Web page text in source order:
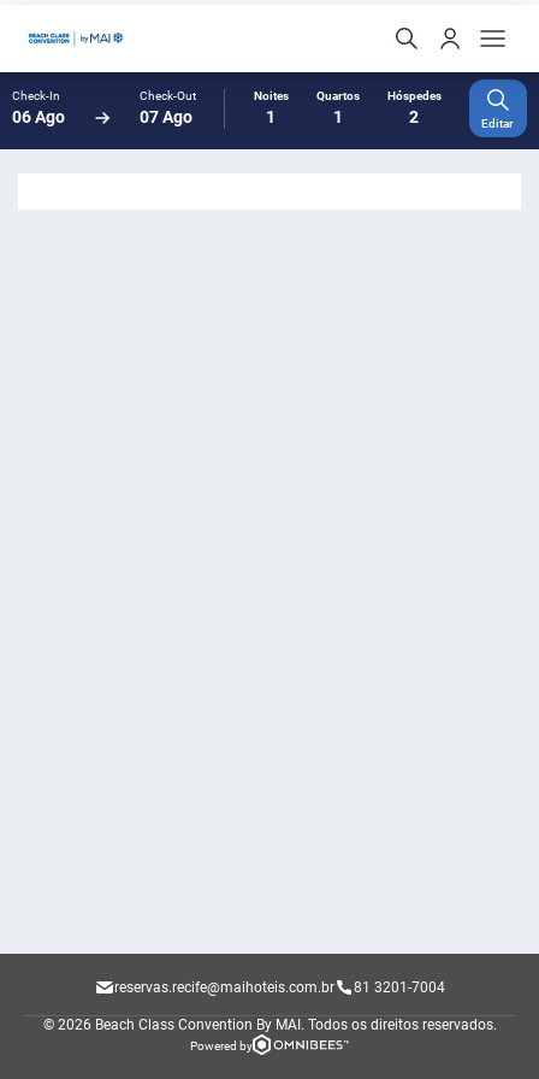
Check-In
06 Ago
Check-Out
07 Ago
Noites
1
Quartos
1
Hóspedes
2 Editar
reservas.recife@maihoteis.com.br 81 3201-7004
© 2026 Beach Class Convention By MAI. Todos os direitos reservados.
Powered by